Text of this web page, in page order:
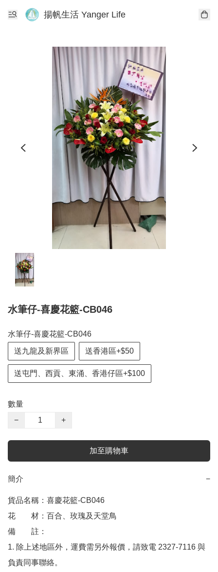
揚帆生活 Yanger Life
水筆仔-喜慶花籃-CB046
水筆仔-喜慶花籃-CB046
送九龍及新界區 送香港區+$50
送屯門、西貢、東涌、香港仔區+$100
數量
−
+
加至購物車
簡介 −
貨品名稱：喜慶花籃-CB046
花　　材：百合、玫瑰及天堂鳥
備　　註：
1. 除上述地區外，運費需另外報價，請致電 2327-7116 與